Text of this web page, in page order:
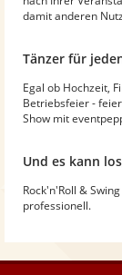
damit anderen
Tänzer für
Egal ob Hochzeit,
Betriebsfeier -
Show mit
Und es kann
Rock'n'Roll &
professionell.